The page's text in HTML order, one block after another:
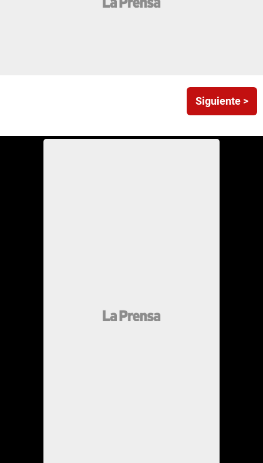
Siguiente >